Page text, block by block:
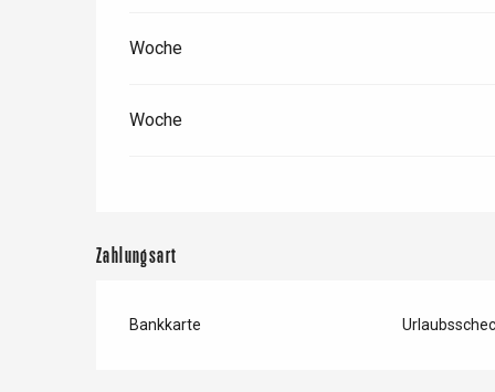
Woche
Woche
Zahlungsart
Bankkarte